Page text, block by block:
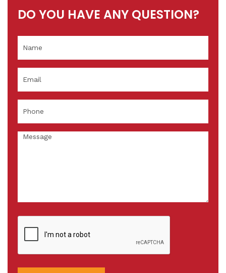
DO YOU HAVE ANY QUESTION?